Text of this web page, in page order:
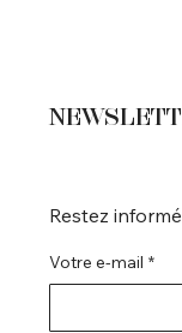
Restez
Votre e-mail *